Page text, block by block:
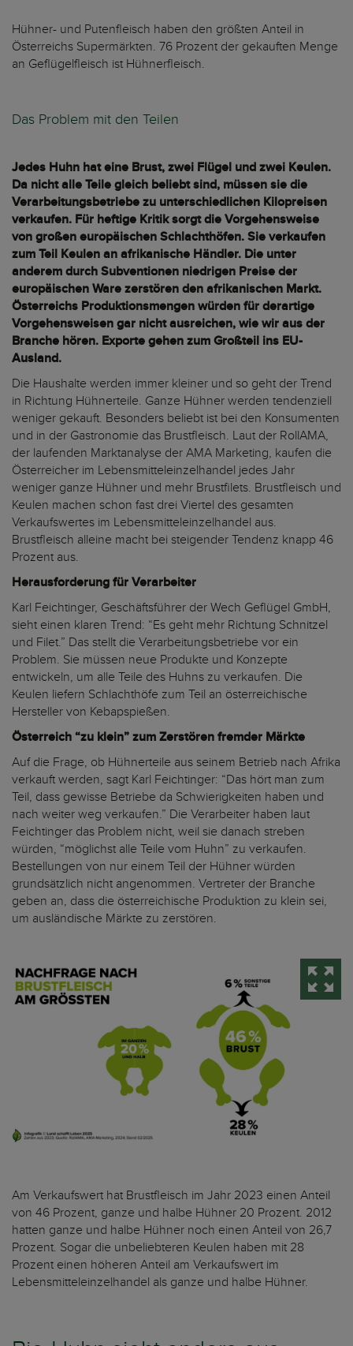
Hühner- und Putenfleisch haben den größten Anteil in
Österreichs Supermärkten. 76 Prozent der gekauften Menge
an Geflügelfleisch ist Hühnerfleisch.
Das Problem mit den Teilen
Jedes Huhn hat eine Brust, zwei Flügel und zwei Keulen.
Da nicht alle Teile gleich beliebt sind, müssen sie die
Verarbeitungsbetriebe zu unterschiedlichen Kilopreisen
verkaufen. Für heftige Kritik sorgt die Vorgehensweise
von großen europäischen Schlachthöfen. Sie verkaufen
zum Teil Keulen an afrikanische Händler. Die unter
anderem durch Subventionen niedrigen Preise der
europäischen Ware zerstören den afrikanischen Markt.
Österreichs Produktionsmengen würden für derartige
Vorgehensweisen gar nicht ausreichen, wie wir aus der
Branche hören. Exporte gehen zum Großteil ins EU-
Ausland.
Die Haushalte werden immer kleiner und so geht der Trend
in Richtung Hühnerteile. Ganze Hühner werden tendenziell
weniger gekauft. Besonders beliebt ist bei den Konsumenten
und in der Gastronomie das Brustfleisch. Laut der RollAMA,
der laufenden Marktanalyse der AMA Marketing, kaufen die
Österreicher im Lebensmitteleinzelhandel jedes Jahr
weniger ganze Hühner und mehr Brustfilets. Brustfleisch und
Keulen machen schon fast drei Viertel des gesamten
Verkaufswertes im Lebensmitteleinzelhandel aus.
Brustfleisch alleine macht bei steigender Tendenz knapp 46
Prozent aus.
Herausforderung für Verarbeiter
Karl Feichtinger, Geschäftsführer der Wech Geflügel GmbH,
sieht einen klaren Trend: “Es geht mehr Richtung Schnitzel
und Filet.” Das stellt die Verarbeitungsbetriebe vor ein
Problem. Sie müssen neue Produkte und Konzepte
entwickeln, um alle Teile des Huhns zu verkaufen. Die
Keulen liefern Schlachthöfe zum Teil an österreichische
Hersteller von Kebapspießen.
Österreich “zu klein” zum Zerstören fremder Märkte
Auf die Frage, ob Hühnerteile aus seinem Betrieb nach Afrika
verkauft werden, sagt Karl Feichtinger: “Das hört man zum
Teil, dass gewisse Betriebe da Schwierigkeiten haben und
nach weiter weg verkaufen.” Die Verarbeiter haben laut
Feichtinger das Problem nicht, weil sie danach streben
würden, “möglichst alle Teile vom Huhn” zu verkaufen.
Bestellungen von nur einem Teil der Hühner würden
grundsätzlich nicht angenommen. Vertreter der Branche
geben an, dass die österreichische Produktion zu klein sei,
um ausländische Märkte zu zerstören.
Am Verkaufswert hat Brustfleisch im Jahr 2023 einen Anteil
von 46 Prozent, ganze und halbe Hühner 20 Prozent. 2012
hatten ganze und halbe Hühner noch einen Anteil von 26,7
Prozent. Sogar die unbeliebteren Keulen haben mit 28
Prozent einen höheren Anteil am Verkaufswert im
Lebensmitteleinzelhandel als ganze und halbe Hühner.